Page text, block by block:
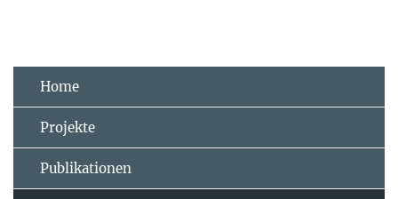
Home
Projekte
Publikationen